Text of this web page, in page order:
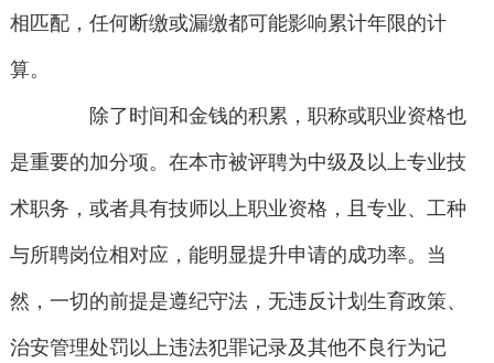
相匹配，任何断缴或漏缴都可能影响累计年限的计
算。
除了时间和金钱的积累，职称或职业资格也
是重要的加分项。在本市被评聘为中级及以上专业技
术职务，或者具有技师以上职业资格，且专业、工种
与所聘岗位相对应，能明显提升申请的成功率。当
然，一切的前提是遵纪守法，无违反计划生育政策、
治安管理处罚以上违法犯罪记录及其他不良行为记